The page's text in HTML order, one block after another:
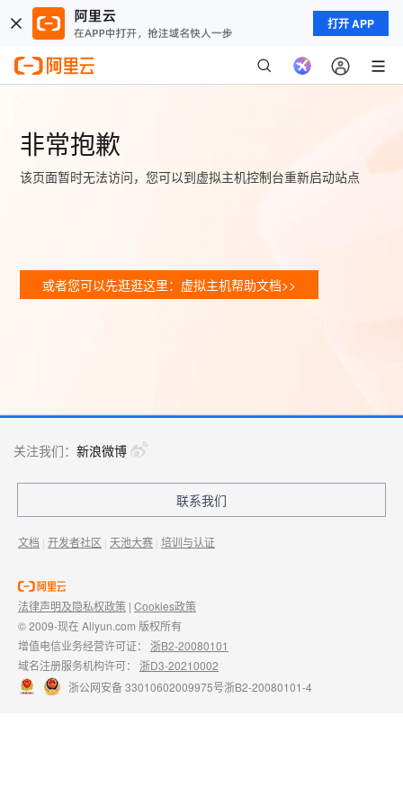
打开 APP
非常抱歉
该页面暂时无法访问，您可以到虚拟主机控制台重新启动站点
或者您可以先逛逛这里：虚拟主机帮助文档>>